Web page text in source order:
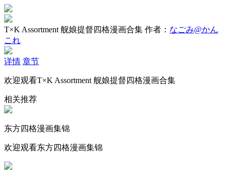
T×K Assortment 舰娘提督四格漫画合集 作者： なごみ@かん
これ
详情 章节
欢迎观看T×K Assortment 舰娘提督四格漫画合集
相关推荐
东方四格漫画集锦
欢迎观看东方四格漫画集锦